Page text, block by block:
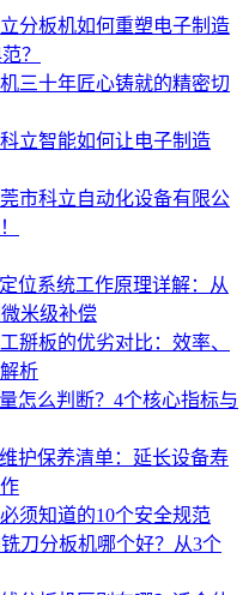
分板机如何重塑电子制造
？
三十年匠心铸就的精密切
立智能如何让电子制造
市科立自动化设备有限公
位系统工作原理详解：从
米级补偿
掰板的优劣对比：效率、
析
怎么判断？4个核心指标与
护保养清单：延长设备寿
须知道的10个安全规范
刀分板机哪个好？从3个